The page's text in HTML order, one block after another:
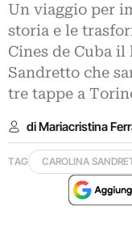
Un viaggio per
storia e le
Cines de Cuba
Sandretto che
tre tappe a
di Mariacristina
TAG CAROLINA